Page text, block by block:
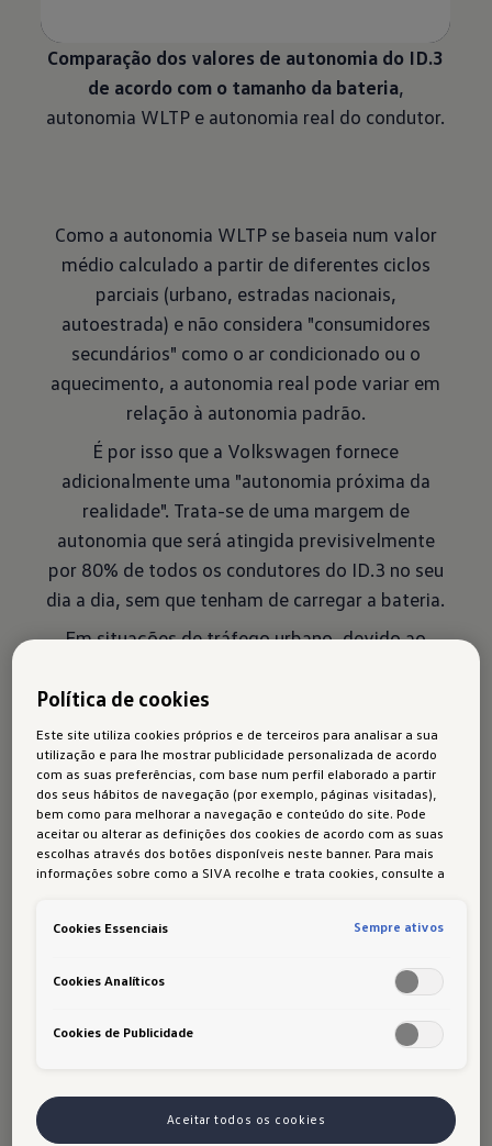
Comparação dos valores de autonomia do ID.3
de acordo com o tamanho da bateria,
autonomia WLTP e autonomia real do condutor.
Como a autonomia WLTP se baseia num valor
médio calculado a partir de diferentes ciclos
parciais (urbano, estradas nacionais,
autoestrada) e não considera "consumidores
secundários" como o ar condicionado ou o
aquecimento, a autonomia real pode variar em
relação à autonomia padrão.
É por isso que a Volkswagen fornece
adicionalmente uma "autonomia próxima da
realidade". Trata-se de uma margem de
autonomia que será atingida previsivelmente
por 80% de todos os condutores do ID.3 no seu
dia a dia, sem que tenham de carregar a bateria.
Em situações de tráfego urbano, devido ao
percentagem de recuperação em trânsito pára-
arranca é possível que os valores da autonomia
real sejam mesmo mais elevados do que os da
autonomia máxima WLTP.
influenciam a autonomia real
do condutor?
Existem muitos fatores que influenciam a
estilo de condução, a condução em autoestrada
ou trânsito urbano, o aquecimento ou o ar
Política de cookies
Este site utiliza cookies próprios e de terceiros para analisar a sua
utilização e para lhe mostrar publicidade personalizada de acordo
com as suas preferências, com base num perfil elaborado a partir
dos seus hábitos de navegação (por exemplo, páginas visitadas),
bem como para melhorar a navegação e conteúdo do site. Pode
aceitar ou alterar as definições dos cookies de acordo com as suas
escolhas através dos botões disponíveis neste banner. Para mais
informações sobre como a SIVA recolhe e trata cookies, consulte a
Cookies Essenciais Sempre ativos
Cookies Analíticos
Cookies de Publicidade
Aceitar todos os cookies